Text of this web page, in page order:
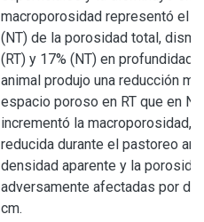
macroporosidad representó el
(NT) de la porosidad total,
(RT) y 17% (NT) en profundidad.
animal produjo una reducción
espacio poroso en RT que en
incrementó la macroporosidad,
reducida durante el pastoreo
densidad aparente y la
adversamente afectadas por
cm.